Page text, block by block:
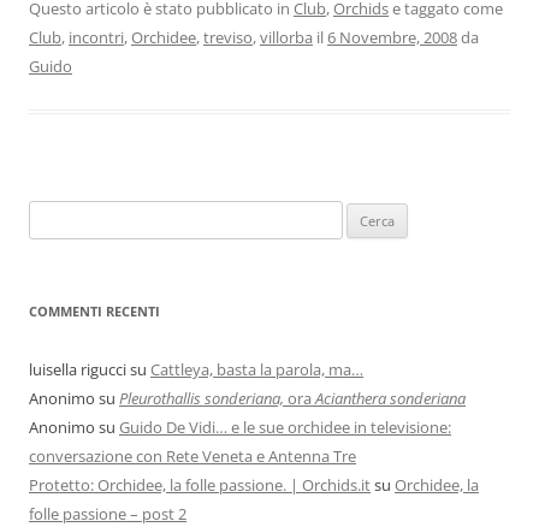
Questo articolo è stato pubblicato in Club,Orchidse taggato come
Club, incontri,Orchidee,treviso,villorba il6 Novembre, 2008da
Guido
COMMENTI RECENTI
luisella riguccisu Cattleya, basta la parola, ma…
Anonimo su Pleurothallis sonderiana, ora Acianthera sonderiana
Anonimo su Guido De Vidi… e le sue orchidee in televisione:
conversazione con Rete Veneta e Antenna Tre
Protetto: Orchidee, la folle passione. | Orchids.itsu Orchidee, la
folle passione – post 2